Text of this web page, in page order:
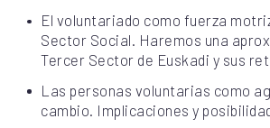
El voluntariado como fuerza
Sector Social. Haremos una
Tercer Sector de Euskadi y sus
Las personas voluntarias como
cambio. Implicaciones y